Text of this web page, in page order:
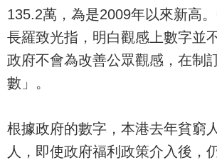
135.2萬，為是2009年以來新高
長羅致光指，明白觀感上數字並
政府不會為改善公眾觀感，在制
數」。
根據政府的數字，本港去年貧窮
人，即使政府福利政策介入後，